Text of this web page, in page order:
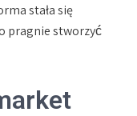
stała się
pragnie stworzyć